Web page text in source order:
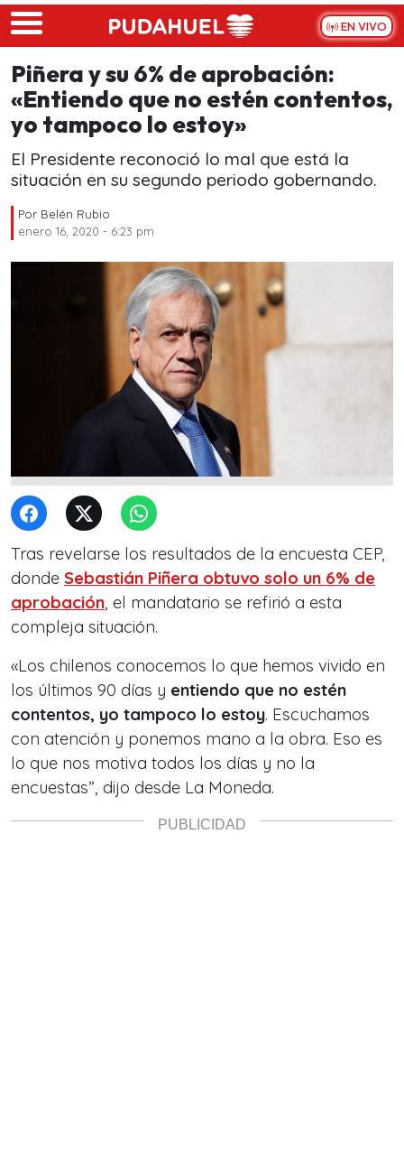
Skip to main content
EN VIVO
Piñera y su 6% de aprobación:
«Entiendo que no estén contentos,
yo tampoco lo estoy»
El Presidente reconoció lo mal que está la
situación en su segundo periodo gobernando.
Por Belén Rubio
enero 16, 2020 - 6:23 pm
Tras revelarse los resultados de la encuesta CEP,
donde Sebastián Piñera obtuvo solo un 6% de
aprobación, el mandatario se refirió a esta
compleja situación.
«Los chilenos conocemos lo que hemos vivido en
los últimos 90 días y entiendo que no estén
contentos, yo tampoco lo estoy. Escuchamos
con atención y ponemos mano a la obra. Eso es
lo que nos motiva todos los días y no la
encuestas”, dijo desde La Moneda.